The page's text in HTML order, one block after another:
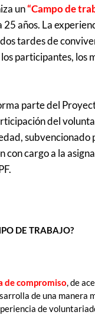
un“Campo de
25 años. La
tardes de
participantes, los
parte del
del
subvencionado
con cargo a la
DE TRABAJO?
de compromiso, de
de una manera
de